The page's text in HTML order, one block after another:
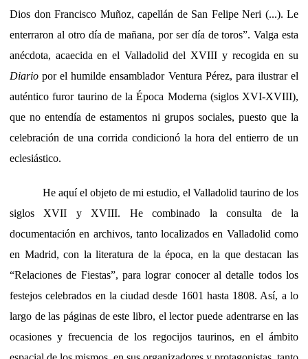
Dios don Francisco Muñoz, capellán de San Felipe Neri (...). Le
enterraron al otro día de mañana, por ser día de toros”. Valga esta
anécdota, acaecida en el Valladolid del XVIII y recogida en su
Diario por el humilde ensamblador Ventura Pérez, para ilustrar el
auténtico furor taurino de la Época Moderna (siglos XVI-XVIII),
que no entendía de estamentos ni grupos sociales, puesto que la
celebración de una corrida condicionó la hora del entierro de un
eclesiástico.
He aquí el objeto de mi estudio, el Valladolid taurino de los
siglos XVII y XVIII. He combinado la consulta de la
documentación en archivos, tanto localizados en Valladolid como
en Madrid, con la literatura de la época, en la que destacan las
“Relaciones de Fiestas”, para lograr conocer al detalle todos los
festejos celebrados en la ciudad desde 1601 hasta 1808. Así, a lo
largo de las páginas de este libro, el lector puede adentrarse en las
ocasiones y frecuencia de los regocijos taurinos, en el ámbito